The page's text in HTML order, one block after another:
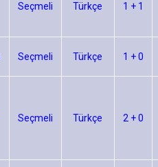
Seçmeli Türkçe 1 + 1
Seçmeli Türkçe 1 + 0
Seçmeli Türkçe 2 + 0